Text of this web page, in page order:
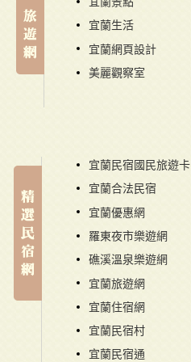
宜蘭生活
宜蘭網頁設計
美麗觀察室
宜蘭民宿國民旅遊卡
宜蘭合法民宿
宜蘭優惠網
羅東夜市樂遊網
礁溪溫泉樂遊網
宜蘭旅遊網
宜蘭住宿網
宜蘭民宿村
宜蘭民宿通